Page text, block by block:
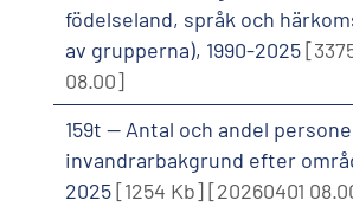
födelseland, språk och
av grupperna), 1990-2025
08.00]
159t -- Antal och andel
invandrarbakgrund efter
2025[1254 Kb][20260401